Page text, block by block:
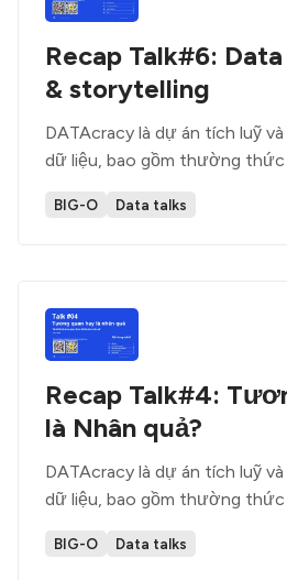
Recap Talk#6:
& storytelling
DATAcracy là dự án tích luỹ
dữ liệu, bao gồm thường thức
BIG-O Data talks
Recap Talk#4:
là Nhân quả?
DATAcracy là dự án tích luỹ
dữ liệu, bao gồm thường thức
BIG-O Data talks